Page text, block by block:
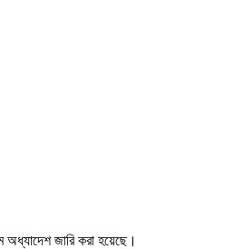
অধ্যাদেশ জারি করা হয়েছে।